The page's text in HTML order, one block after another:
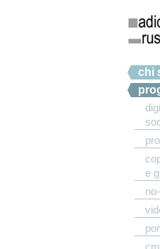
Menu
chi
e